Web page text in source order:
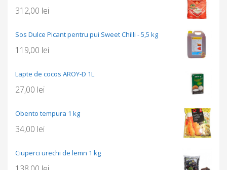
312,00 lei
Sos Dulce Picant pentru pui Sweet Chilli - 5,5 kg
119,00 lei
Lapte de cocos AROY-D 1L
27,00 lei
Obento tempura 1 kg
34,00 lei
Ciuperci urechi de lemn 1 kg